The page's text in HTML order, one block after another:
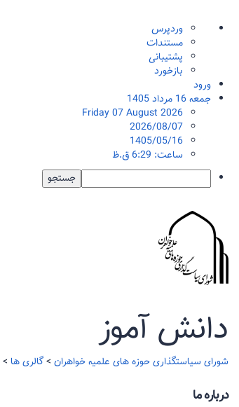
درباره
وردپرس
وردپرس
مستندات
پشتیبانی
بازخورد
ورود
جمعه 16 مرداد 1405
Friday 07 August 2026
2026/08/07
1405/05/16
ساعت: 6:29 ق.ظ
جستجو
دانش آموز
شورای سیاستگذاری حوزه های علمیه خواهران >گالری ها >
درباره ما